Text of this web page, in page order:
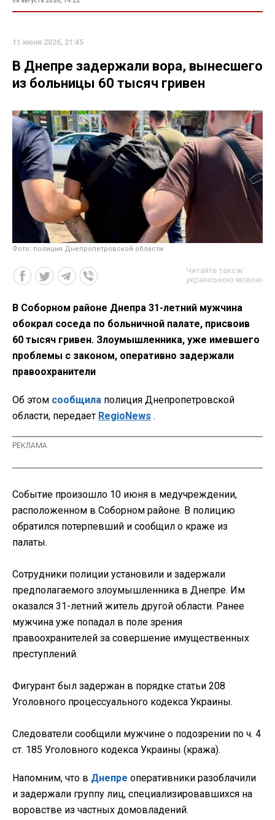
11 июня 2026, 21:45
В Днепре задержали вора, вынесшего
из больницы 60 тысяч гривен
Фото: полиция Днепропетровской области
Читайте також
українською мовою
В Соборном районе Днепра 31-летний мужчина
обокрал соседа по больничной палате, присвоив
60 тысяч гривен. Злоумышленника, уже имевшего
проблемы с законом, оперативно задержали
правоохранители
Об этом сообщила полиция Днепропетровской
области, передает RegioNews .
Событие произошло 10 июня в медучреждении,
расположенном в Соборном районе. В полицию
обратился потерпевший и сообщил о краже из
палаты.
Сотрудники полиции установили и задержали
предполагаемого злоумышленника в Днепре. Им
оказался 31-летний житель другой области. Ранее
мужчина уже попадал в поле зрения
правоохранителей за совершение имущественных
преступлений.
Фигурант был задержан в порядке статьи 208
Уголовного процессуального кодекса Украины.
Следователи сообщили мужчине о подозрении по ч. 4
ст. 185 Уголовного кодекса Украины (кража).
Напомним, что в Днепре оперативники разоблачили
и задержали группу лиц, специализировавшихся на
воровстве из частных домовладений.